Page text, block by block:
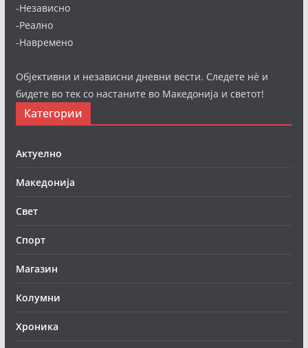
-Независно
-Реално
-Навремено
Објективни и независни дневни вести. Следете нè и
бидете во тек со настаните во Македонија и светот!
Категории
Актуелно
Македонија
Свет
Спорт
Магазин
Колумни
Хроника